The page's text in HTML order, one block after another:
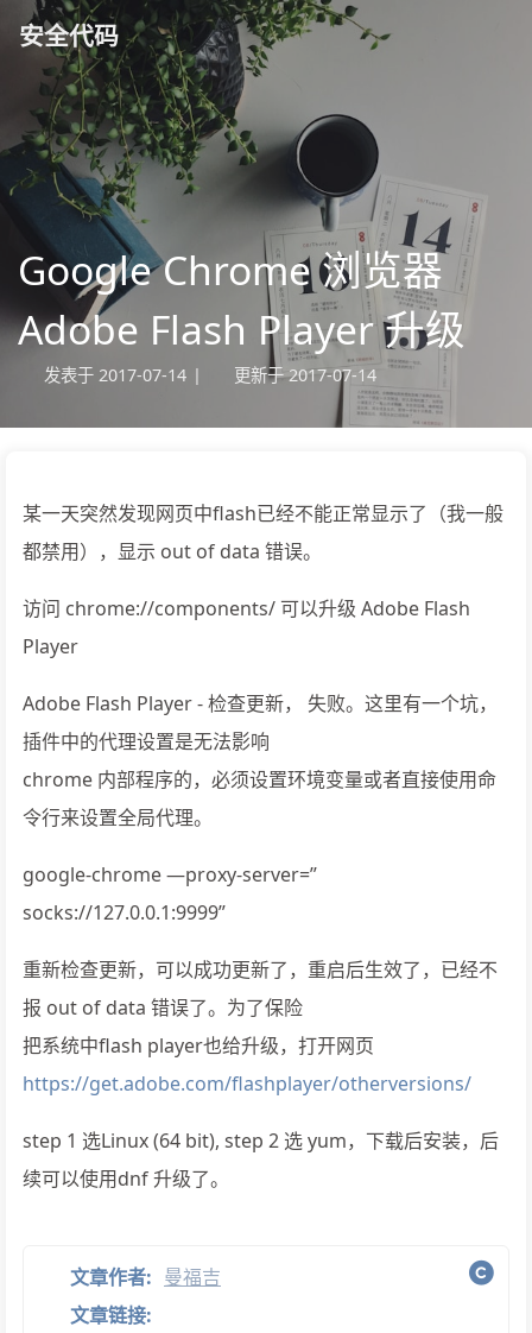
安全代码
Google Chrome 浏览器
Adobe Flash Player 升级
发表于 2017-07-14 | 更新于 2017-07-14
某一天突然发现网页中flash已经不能正常显示了（我一般
都禁用），显示 out of data 错误。
访问 chrome://components/ 可以升级 Adobe Flash
Player
Adobe Flash Player - 检查更新， 失败。这里有一个坑，
插件中的代理设置是无法影响
chrome 内部程序的，必须设置环境变量或者直接使用命
令行来设置全局代理。
google-chrome —proxy-server=”
socks://127.0.0.1:9999”
重新检查更新，可以成功更新了，重启后生效了，已经不
报 out of data 错误了。为了保险
把系统中flash player也给升级，打开网页
https://get.adobe.com/flashplayer/otherversions/
step 1 选Linux (64 bit), step 2 选 yum，下载后安装，后
续可以使用dnf 升级了。
文章作者: 曼福吉
文章链接: